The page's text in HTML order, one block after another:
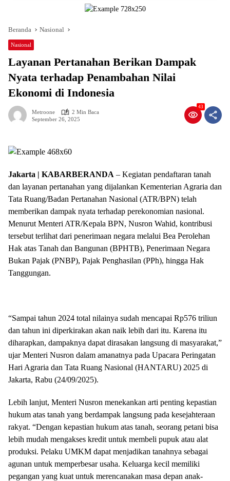
Beranda Nasional
Nasional
Layanan Pertanahan Berikan Dampak
Nyata terhadap Penambahan Nilai
Ekonomi di Indonesia
Metroone
2 Min Baca
September 26, 2025
43
Jakarta | KABARBERANDA – Kegiatan pendaftaran tanah
dan layanan pertanahan yang dijalankan Kementerian Agraria dan
Tata Ruang/Badan Pertanahan Nasional (ATR/BPN) telah
memberikan dampak nyata terhadap perekonomian nasional.
Menurut Menteri ATR/Kepala BPN, Nusron Wahid, kontribusi
tersebut terlihat dari penerimaan negara melalui Bea Perolehan
Hak atas Tanah dan Bangunan (BPHTB), Penerimaan Negara
Bukan Pajak (PNBP), Pajak Penghasilan (PPh), hingga Hak
Tanggungan.
“Sampai tahun 2024 total nilainya sudah mencapai Rp576 triliun
dan tahun ini diperkirakan akan naik lebih dari itu. Karena itu
diharapkan, dampaknya dapat dirasakan langsung di masyarakat,”
ujar Menteri Nusron dalam amanatnya pada Upacara Peringatan
Hari Agraria dan Tata Ruang Nasional (HANTARU) 2025 di
Jakarta, Rabu (24/09/2025).
Lebih lanjut, Menteri Nusron menekankan arti penting kepastian
hukum atas tanah yang berdampak langsung pada kesejahteraan
rakyat. “Dengan kepastian hukum atas tanah, seorang petani bisa
lebih mudah mengakses kredit untuk membeli pupuk atau alat
produksi. Pelaku UMKM dapat menjadikan tanahnya sebagai
agunan untuk memperbesar usaha. Keluarga kecil memiliki
pegangan yang kuat untuk merencanakan masa depan anak-